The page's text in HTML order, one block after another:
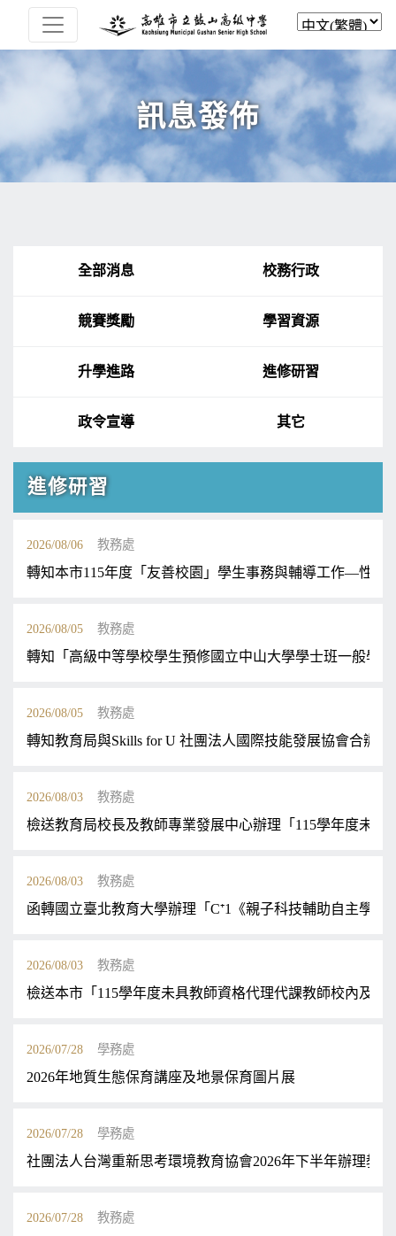
訊息發佈
全部消息 校務行政
競賽獎勵 學習資源
升學進路 進修研習
政令宣導 其它
進修研習
2026/08/06 教務處
轉知本市115年度「友善校園」學生事務與輔導工作—性
2026/08/05 教務處
轉知「高級中等學校學生預修國立中山大學學士班一般學
2026/08/05 教務處
轉知教育局與Skills for U 社團法人國際技能發展協會合辦
2026/08/03 教務處
檢送教育局校長及教師專業發展中心辦理「115學年度未
2026/08/03 教務處
函轉國立臺北教育大學辦理「C⁺1《親子科技輔助自主學
2026/08/03 教務處
檢送本市「115學年度未具教師資格代理代課教師校內及跨
2026/07/28 學務處
2026年地質生態保育講座及地景保育圖片展
2026/07/28 學務處
社團法人台灣重新思考環境教育協會2026年下半年辦理教
2026/07/28 教務處